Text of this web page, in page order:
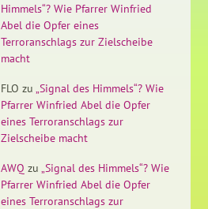
Himmels“? Wie Pfarrer Winfried
Abel die Opfer eines
Terroranschlags zur Zielscheibe
macht
FLO zu „Signal des Himmels“? Wie
Pfarrer Winfried Abel die Opfer
eines Terroranschlags zur
Zielscheibe macht
AWQ zu „Signal des Himmels“? Wie
Pfarrer Winfried Abel die Opfer
eines Terroranschlags zur